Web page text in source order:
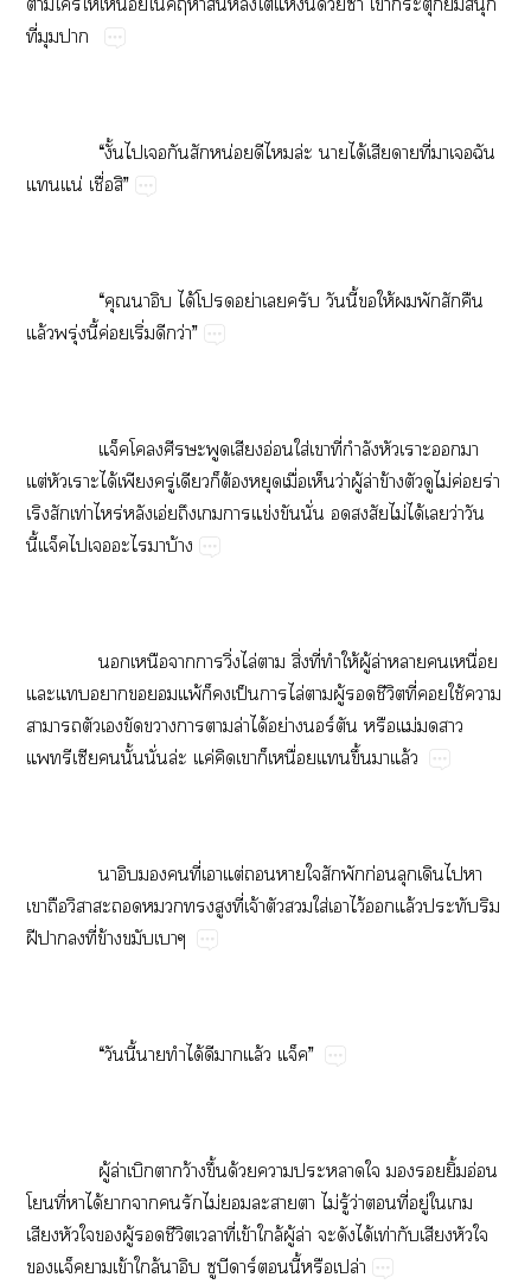
ี่​​
​ ​“ั้​​​​น่​​​ล่​​ได้​​​ี่​​​​
​น่​ื่​”
​ ​“​​​ได้​​ย่​​​​ี้​​ให้​​​​​
ล้​ุ่​ี้​ค่​ิ่​​ว่”
​ ​​​อ่​ใส่​​ี่​ำ​​​​
ต่​​ได้​​ู่​​​ต้​​ื่​​ว่​ู้​ล่​ข้​​​ไม่​ค่​ร่​
​​ท่​ร่​อ่​​​​ข่​​ั่​​​ไม่​ได้​​ว่​​
ี้​​​​บ้
​ ​​​​​ิ่​ไล่​​ิ่​ี่​​ให้​ู้​ล่​​​ื่​
​​​​​พ้​​​ป็​​ไล่​​ู้​​ี​ี่​​ใช้​​
​​​​​​​ล่​ได้​ย่​ร์​​ม่​​​
​ั้​ั่​ล่​ค่​​​​ื่​​ึ้​​ล้
​ ​​​ี่​​ต่​​​​​​ก่​​​​​
​​​​​​​ี่​จ้​​​ใส่​​ไว้​​ล้​​​
ฝี​​​ี่​ข้​​
​ ​“​​ี้​​​ได้​​​ล้​”
​ ​ู้​ล่​​​ว้​ึ้​ด้​​​​​​ิ้​อ่​
​ี่​​ได้​​​​​ไม่​​​​​ไม่​ู้​ว่​​ี่​ู่​​​
​​​​ู้​​ี​​ี่​ข้​ล้​ู้​ล่​​​ได้​ท่​​​​​
​ข้​ล้​​​ร์​ี้​​ปล่​